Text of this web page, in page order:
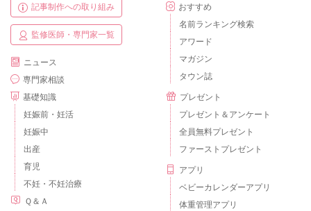
記事制作への取り組み
監修医師・専門家一覧
ニュース
専門家相談
基礎知識
妊娠前・妊活
妊娠中
出産
育児
不妊・不妊治療
Ｑ＆Ａ
おすすめ
名前ランキング検索
アワード
マガジン
タウン誌
プレゼント
プレゼント＆アンケート
全員無料プレゼント
ファーストプレゼント
アプリ
ベビーカレンダーアプリ
体重管理アプリ